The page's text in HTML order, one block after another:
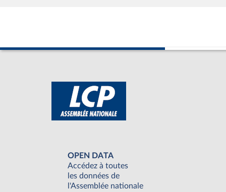
OPEN DATA
Accédez à toutes
les données de
l'Assemblée nationale